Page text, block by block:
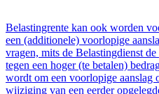
Belastingrente kan ook worden
een (additionele) voorlopige
vragen, mits de Belastingdienst
tegen een hoger (te betalen)
wordt om een voorlopige aanslag
wijziging van een eerder